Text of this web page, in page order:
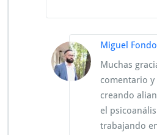
Miguel
Muchas
comentario
creando
el
trabajando